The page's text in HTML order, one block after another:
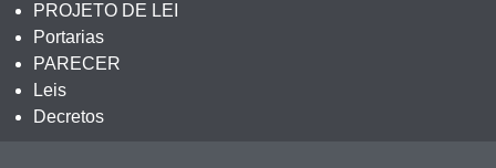
PROJETO DE LEI
Portarias
PARECER
Leis
Decretos